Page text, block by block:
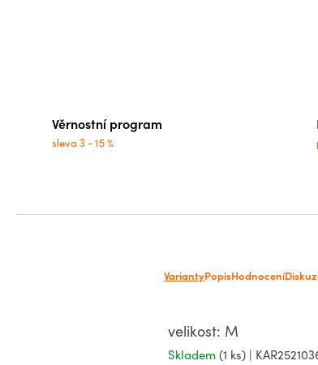
Věrnostní program
sleva 3 - 15 %
VariantyPopisHodnocení
velikost: M
Skladem (1 ks) |